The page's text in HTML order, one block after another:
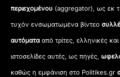
περιεχομένου (aggregator), ως εκ
τυχόν ενσωματωμένα βίντεο
αυτόματααπό τρίτες, ελληνικές
ιστοσελίδες αυτές, ως πηγές,
καθώς η εμφάνιση στο Politikes.gr